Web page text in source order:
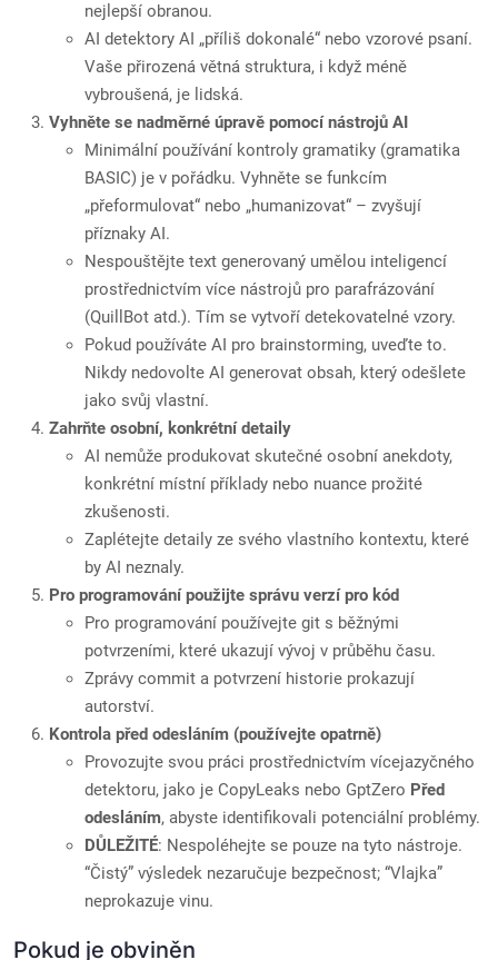
nejlepší obranou.
AI detektory AI „příliš dokonalé“ nebo vzorové psaní.
Vaše přirozená větná struktura, i když méně
vybroušená, je lidská.
Vyhněte se nadměrné úpravě pomocí nástrojů AI
Minimální používání kontroly gramatiky (gramatika
BASIC) je v pořádku. Vyhněte se funkcím
„přeformulovat“ nebo „humanizovat“ – zvyšují
příznaky AI.
Nespouštějte text generovaný umělou inteligencí
prostřednictvím více nástrojů pro parafrázování
(QuillBot atd.). Tím se vytvoří detekovatelné vzory.
Pokud používáte AI pro brainstorming, uveďte to.
Nikdy nedovolte AI generovat obsah, který odešlete
jako svůj vlastní.
Zahrňte osobní, konkrétní detaily
AI nemůže produkovat skutečné osobní anekdoty,
konkrétní místní příklady nebo nuance prožité
zkušenosti.
Zaplétejte detaily ze svého vlastního kontextu, které
by AI neznaly.
Pro programování použijte správu verzí pro kód
Pro programování používejte git s běžnými
potvrzeními, které ukazují vývoj v průběhu času.
Zprávy commit a potvrzení historie prokazují
autorství.
Kontrola před odesláním (používejte opatrně)
Provozujte svou práci prostřednictvím vícejazyčného
detektoru, jako je CopyLeaks nebo GptZero Před
odesláním, abyste identifikovali potenciální problémy.
DŮLEŽITÉ: Nespoléhejte se pouze na tyto nástroje.
“Čistý” výsledek nezaručuje bezpečnost; “Vlajka”
neprokazuje vinu.
Pokud je obviněn